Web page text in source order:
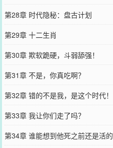
第28章 时代隐秘：盘古计划
第29章 十二生肖
第30章 欺软跪硬，斗弱舔强！
第31章 不是，你真吃啊？
第32章 错的不是我，是这个时代！
第33章 我让你们走了吗？
第34章 谁能想到他死之前还是活的